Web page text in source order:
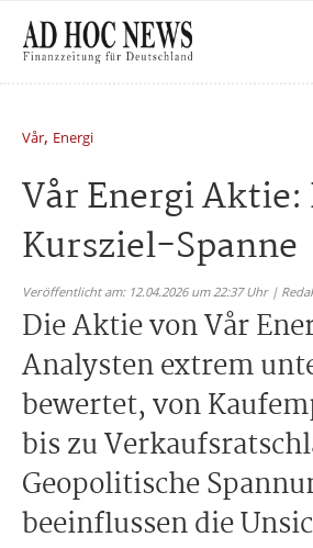
Vår, Energi
Vår Energi
Kursziel-Spanne
Veröffentlicht am: 12.04.2026 um 22:37 Uhr |
Die Aktie von Vår
Analysten extrem
bewertet, von
bis zu
Geopolitische
beeinflussen die